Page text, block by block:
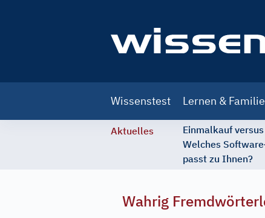
navigation
Wissenstest Lernen & Familie
Aktuelles
Einmalkauf
Welches
passt zu Ihnen?
Wahrig